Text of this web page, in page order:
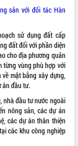
sản với đối tác Hàn
sử dụng đất cấp
đất đối với phần diện
cho địa phương quản
từng vùng phù hợp với
mặt bằng xây dựng,
án đầu tư.
nhà đầu tư nước ngoài
nông sản, các dự án
các dự án thân thiện
các khu công nghiệp